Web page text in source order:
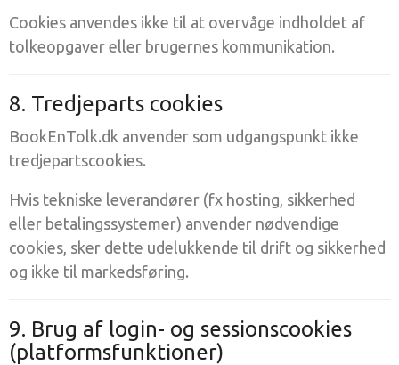
Cookies anvendes ikke til at overvåge indholdet af
tolkeopgaver eller brugernes kommunikation.
8. Tredjeparts cookies
BookEnTolk.dk anvender som udgangspunkt ikke
tredjepartscookies.
Hvis tekniske leverandører (fx hosting, sikkerhed
eller betalingssystemer) anvender nødvendige
cookies, sker dette udelukkende til drift og sikkerhed
og ikke til markedsføring.
9. Brug af login- og sessionscookies
(platformsfunktioner)